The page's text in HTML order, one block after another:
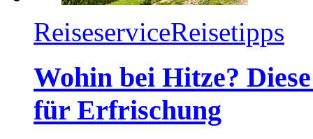
ReiseserviceReisetipps
Wohin bei Hitze?
für Erfrischung